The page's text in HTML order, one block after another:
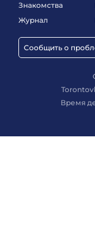
Знакомства
Журнал
Сообщить о
Время